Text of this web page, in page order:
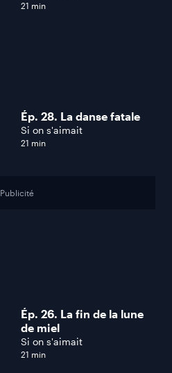
21 min
Ép. 28. La danse fatale
Si on s'aimait
21 min
Publicité
Ép. 26. La fin de la lune
de miel
Si on s'aimait
21 min